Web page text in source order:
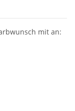
mit an: